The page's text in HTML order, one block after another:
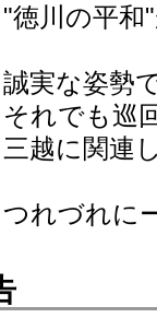
徳川の平
実な姿勢
れでも巡
越に関連
れづれに